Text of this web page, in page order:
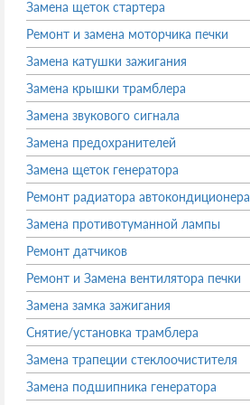
Замена щеток стартера
Ремонт и замена моторчика печки
Замена катушки зажигания
Замена крышки трамблера
Замена звукового сигнала
Замена предохранителей
Замена щеток генератора
Ремонт радиатора автокондиционера
Замена противотуманной лампы
Ремонт датчиков
Ремонт и Замена вентилятора печки
Замена замка зажигания
Снятие/установка трамблера
Замена трапеции стеклоочистителя
Замена подшипника генератора